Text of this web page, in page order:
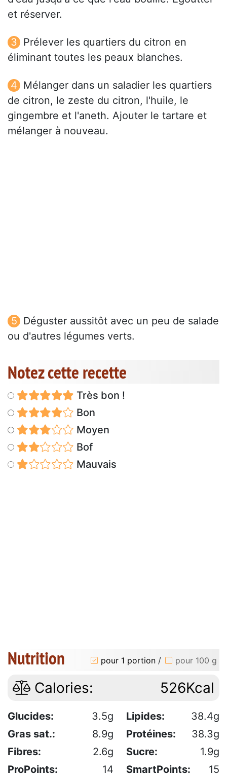
et réserver.
Prélever les quartiers du citron en
éliminant toutes les peaux blanches.
Mélanger dans un saladier les quartiers
de citron, le zeste du citron, l'huile, le
gingembre et l'aneth. Ajouter le tartare et
mélanger à nouveau.
Déguster aussitôt avec un peu de salade
ou d'autres légumes verts.
Notez cette recette
Très bon !
Bon
Moyen
Bof
Mauvais
Nutrition pour 1 portion / pour 100 g
Calories: 526Kcal
Glucides: 3.5g Lipides:
38.4g
Gras sat.:
8.9g Protéines:
38.3g
Fibres:
2.6g Sucre:
1.9g
ProPoints:
14 SmartPoints: 15